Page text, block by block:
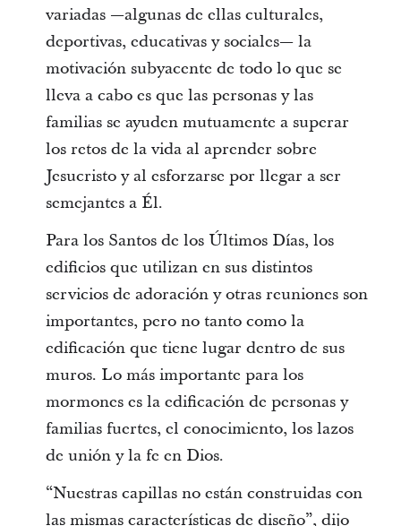
variadas —algunas de ellas culturales,
deportivas, educativas y sociales— la
motivación subyacente de todo lo que se
lleva a cabo es que las personas y las
familias se ayuden mutuamente a superar
los retos de la vida al aprender sobre
Jesucristo y al esforzarse por llegar a ser
semejantes a Él.
Para los Santos de los Últimos Días, los
edificios que utilizan en sus distintos
servicios de adoración y otras reuniones son
importantes, pero no tanto como la
edificación que tiene lugar dentro de sus
muros. Lo más importante para los
mormones es la edificación de personas y
familias fuertes, el conocimiento, los lazos
de unión y la fe en Dios.
“Nuestras capillas no están construidas con
las mismas características de diseño”, dijo